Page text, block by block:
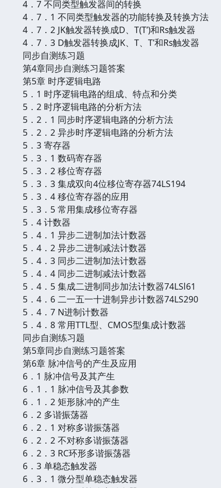
4．7 不同类型触发器间的转换
4．7．1 不同类型触发器的功能转换及转换方法
4．7．2 JK触发器转换成D、T(T’)和Rs触发器
4．7．3 D触发器转换成JK、T、T’和Rs触发器
同步自测练习题
第4章同步自测练习题答案
第5章 时序逻辑电路
5．1 时序逻辑电路的组成、特点和分类
5．2 时序逻辑电路的分析方法
5．2．1 同步时序逻辑电路的分析方法
5．2．2 异步时序逻辑电路的分析方法
5．3 寄存器
5．3．1 数码寄存器
5．3．2 移位寄存器
5．3．3 集成双向4位移位寄存器74LS194
5．3．4 移位寄存器的应用
5．3．5 常用集成移位寄存器
5．4 计数器
5．4．1 异步二进制加法计数器
5．4．2 异步二进制减法计数器
5．4．3 同步二进制加法计数器
5．4．4 同步二进制减法计数器
5．4．5 集成二进制同步加法计数器74LSl61
5．4．6 二一五一十进制异步计数器74LS290
5．4．7 N进制计数器
5．4．8 常用TTL型、CMOS型集成计数器
同步自测练习题
第5章同步自测练习题答案
第6章 脉冲信号的产生及应用
6．1 脉冲信号及其产生
6．1．1 脉冲信号及其参数
6．1．2 矩形脉冲的产生
6．2 多谐振荡器
6．2．1 对称多谐振荡器
6．2．2 不对称多谐振荡器
6．2．3 RC环形多谐振荡器
6．3 单稳态触发器
6．3．1 微分型单稳态触发器